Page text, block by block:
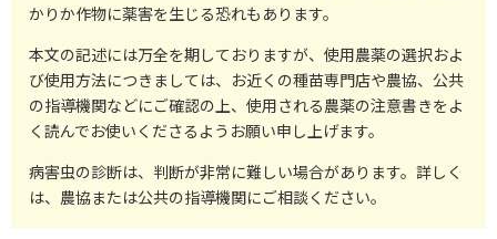
かりか作物に薬害を生じる恐れもあります。
本文の記述には万全を期しておりますが、使用農薬の選択およ
び使用方法につきましては、お近くの種苗専門店や農協、公共
の指導機関などにご確認の上、使用される農薬の注意書きをよ
く読んでお使いくださるようお願い申し上げます。
病害虫の診断は、判断が非常に難しい場合があります。詳しく
は、農協または公共の指導機関にご相談ください。